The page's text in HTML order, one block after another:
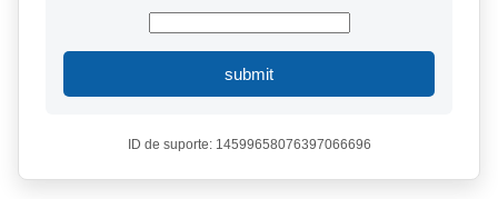
submit
ID de suporte: 14599658076397066696